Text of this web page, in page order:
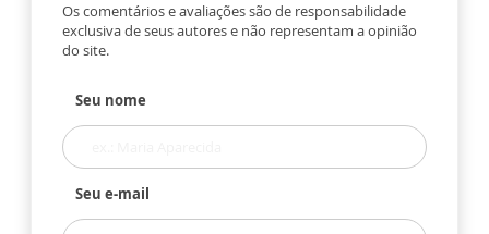
Os comentários e avaliações são de responsabilidade
exclusiva de seus autores e não representam a opinião
do site.
Seu nome
Seu e-mail